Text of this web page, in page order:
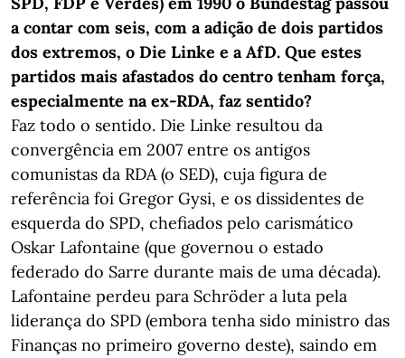
a contar com seis, com a adição de dois partidos
dos extremos, o Die Linke e a AfD. Que estes
partidos mais afastados do centro tenham força,
especialmente na ex-RDA, faz sentido?
Faz todo o sentido. Die Linke resultou da
convergência em 2007 entre os antigos
comunistas da RDA (o SED), cuja figura de
referência foi Gregor Gysi, e os dissidentes de
esquerda do SPD, chefiados pelo carismático
Oskar Lafontaine (que governou o estado
federado do Sarre durante mais de uma década).
Lafontaine perdeu para Schröder a luta pela
liderança do SPD (embora tenha sido ministro das
Finanças no primeiro governo deste), saindo em